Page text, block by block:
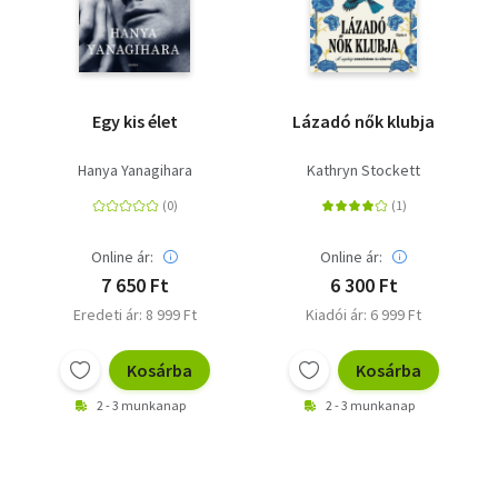
jóstehetségére és J. B.-re, a vietnami veteránra, akiből
mára üzletember lett, valamint kettejük hosszú - és úgy
tűnik - megbonthatatlan barátságára. A barátság
azonban megszakad. A rivalizálás tönkreteszi a két férfi
kaparintani, és mint általában, amit akar, azt meg is
magasabb, mint gondolta volna.
Egy kis élet
Hanya Yanagihara
Online ár:
7 650 Ft
Eredeti ár: 8 999 Ft
Kosárba
2 - 3 munkanap
Lázadó nők klubja
Kathryn Stockett
Online ár:
6 300 Ft
Kiadói ár: 6 999 Ft
Kosárba
2 - 3 munkanap